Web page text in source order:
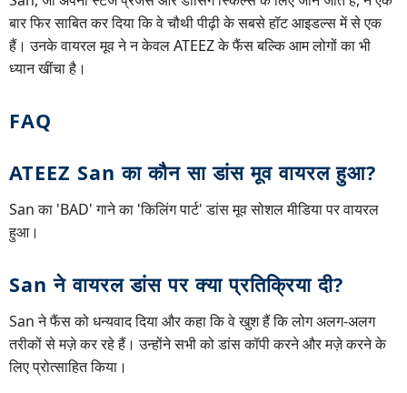
बार फिर साबित कर दिया कि वे चौथी पीढ़ी के सबसे हॉट आइडल्स में से एक
हैं। उनके वायरल मूव ने न केवल ATEEZ के फैंस बल्कि आम लोगों का भी
ध्यान खींचा है।
FAQ
ATEEZ San का कौन सा डांस मूव वायरल हुआ?
San का 'BAD' गाने का 'किलिंग पार्ट' डांस मूव सोशल मीडिया पर वायरल
हुआ।
San ने वायरल डांस पर क्या प्रतिक्रिया दी?
San ने फैंस को धन्यवाद दिया और कहा कि वे खुश हैं कि लोग अलग-अलग
तरीकों से मज़े कर रहे हैं। उन्होंने सभी को डांस कॉपी करने और मज़े करने के
लिए प्रोत्साहित किया।